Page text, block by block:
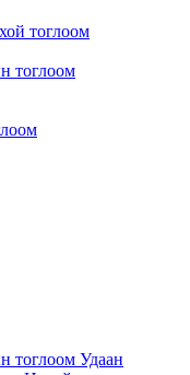
тоглоом
тоглоом